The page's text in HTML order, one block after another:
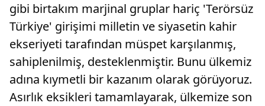
gibi birtakım marjinal gruplar hariç 'Terörsüz
Türkiye' girişimi milletin ve siyasetin kahir
ekseriyeti tarafından müspet karşılanmış,
sahiplenilmiş, desteklenmiştir. Bunu ülkemiz
adına kıymetli bir kazanım olarak görüyoruz.
Asırlık eksikleri tamamlayarak, ülkemize son